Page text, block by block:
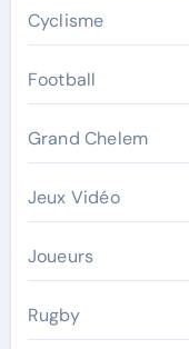
Cyclisme
Football
Grand Chelem
Jeux Vidéo
Joueurs
Rugby